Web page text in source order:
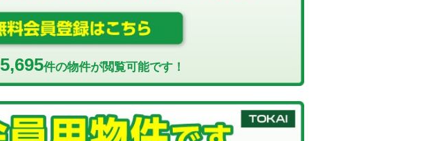
5,695件の物件が閲覧可能です！